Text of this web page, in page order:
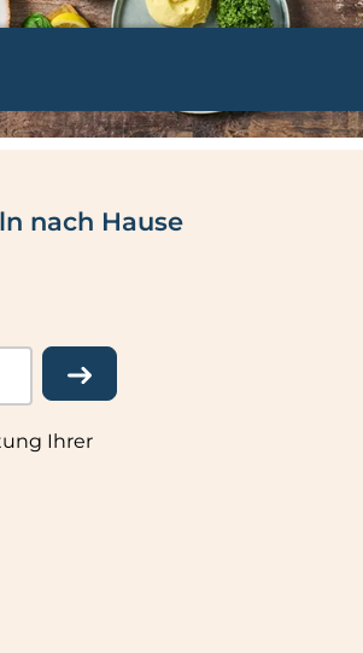
nach Hause
Ihrer